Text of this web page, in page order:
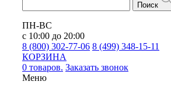
Поиск
ПН-ВС
с 10:00 до 20:00
8 (800) 302-77-06 8 (499) 348-15-11
КОРЗИНА
0 товаров. Заказать звонок
Меню